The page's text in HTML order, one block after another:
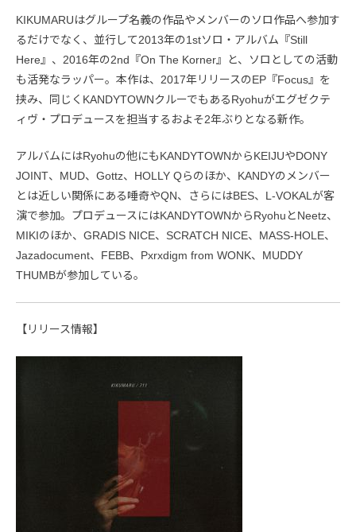
KIKUMARUはグループ名義の作品やメンバーのソロ作品へ参加す
るだけでなく、並行して2013年の1stソロ・アルバム『Still
Here』、2016年の2nd『On The Korner』と、ソロとしての活動
も活発なラッパー。本作は、2017年リリースのEP『Focus』を
挟み、同じくKANDYTOWNクルーでもあるRyohuがエグゼクテ
ィヴ・プロデュースを担当するおよそ2年ぶりとなる新作。
アルバムにはRyohuの他にもKANDYTOWNからKEIJUやDONY
JOINT、MUD、Gottz、HOLLY Qらのほか、KANDYのメンバー
とは近しい関係にある唾奇やQN、さらにはBES、L-VOKALが客
演で参加。プロデュースにはKANDYTOWNからRyohuとNeetz、
MIKIのほか、GRADIS NICE、SCRATCH NICE、MASS-HOLE、
Jazadocument、FEBB、Pxrxdigm from WONK、MUDDY
THUMBが参加している。
【リリース情報】